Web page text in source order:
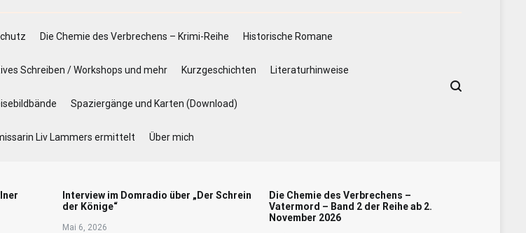
Die Chemie des Verbrechens – Krimi-Reihe Historische Romane
Schreiben / Workshops und mehr Kurzgeschichten Literaturhinweise
Spaziergänge und Karten (Download)
Liv Lammers ermittelt Über mich
Interview im Domradio über „Der Schrein
der Könige“
Mai 6, 2026
Die Chemie des Verbrechens –
Vatermord – Band 2 der Reihe ab 2.
November 2026